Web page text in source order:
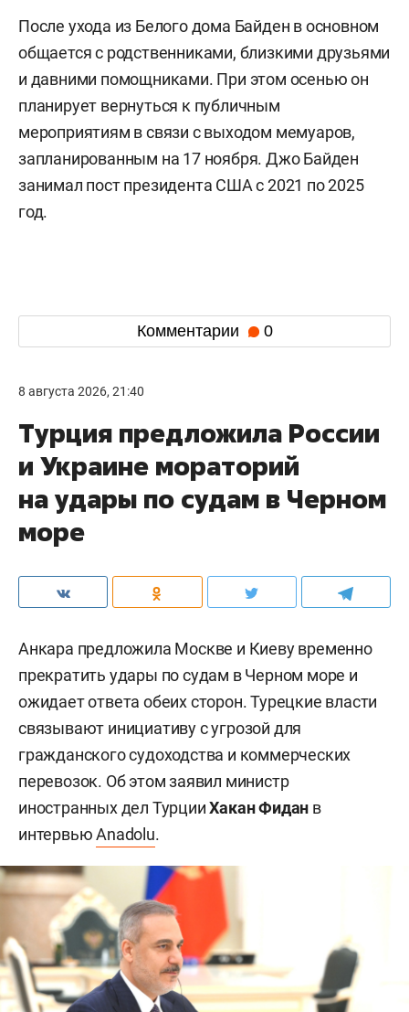
После ухода из Белого дома Байден в основном
общается с родственниками, близкими друзьями
и давними помощниками. При этом осенью он
планирует вернуться к публичным
мероприятиям в связи с выходом мемуаров,
запланированным на 17 ноября. Джо Байден
занимал пост президента США с 2021 по 2025
год.
Комментарии 0
8 августа 2026, 21:40
Турция предложила России
и Украине мораторий
на удары по судам в Черном
море
Анкара предложила Москве и Киеву временно
прекратить удары по судам в Черном море и
ожидает ответа обеих сторон. Турецкие власти
связывают инициативу с угрозой для
гражданского судоходства и коммерческих
перевозок. Об этом заявил министр
иностранных дел ТурцииХакан Фидан в
интервьюAnadolu.